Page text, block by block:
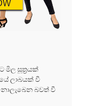
මිල සූත්‍රයක්
ලාබයක් වී
බවත් වී